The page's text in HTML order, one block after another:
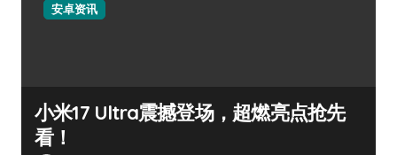
安卓资讯
小米17 Ultra震撼登场，超燃亮点抢先
看！